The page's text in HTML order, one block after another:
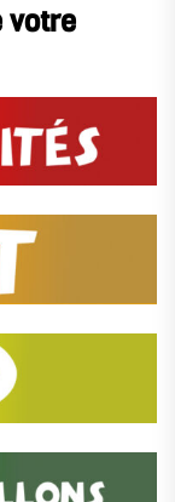
votre